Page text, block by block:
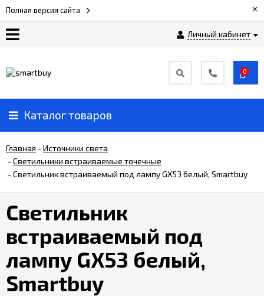
Полная версия сайта ×
Личный кабинет
Прайс-
Доставка
и
оплата
Контакты
0
Каталог товаров
Главная -Источники света
-Светильники встраиваемые точечные
-Светильник встраиваемый под лампу GX53 белый, Smartbuy
Светильник
встраиваемый под
лампу GX53 белый,
Smartbuy